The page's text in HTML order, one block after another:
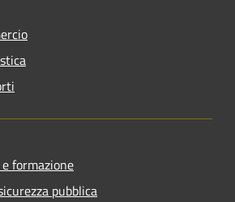
formazione
pubblica